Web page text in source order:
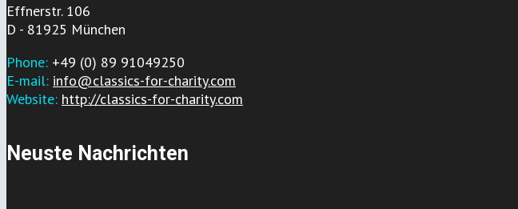
Effnerstr. 106
D - 81925 München
Phone: +49 (0) 89 91049250
E-mail: info@classics-for-charity.com
Website: http://classics-for-charity.com
Neuste Nachrichten